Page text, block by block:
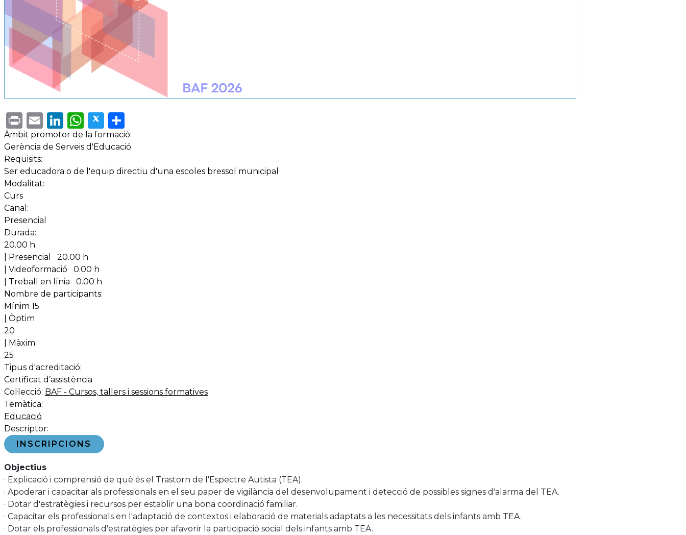
PrintEmailLinkedIn
WhatsApp
Twitter
Àmbit promotor de la formació:
Gerència de Serveis d'Educació
Requisits:
Ser educadora o de l'equip directiu d'una escoles bressol municipal
Modalitat:
Curs
Canal:
Presencial
Durada:
20.00 h
| Presencial
20.00 h
| Videoformació
0.00 h
| Treball en línia
0.00 h
Nombre de participants:
Mínim 15
| Òptim
20
| Màxim
25
Tipus d'acreditació:
Certificat d’assistència
Col·lecció: BAF - Cursos, tallers i sessions formatives
Temàtica:
Educació
Descriptor:
INSCRIPCIONS
Objectius
· Explicació i comprensió de què és el Trastorn de l'Espectre Autista (TEA).
· Apoderar i capacitar als professionals en el seu paper de vigilància del desenvolupament i detecció de possibles signes d'alarma del TEA.
· Dotar d'estratègies i recursos per establir una bona coordinació familiar.
· Capacitar els professionals en l'adaptació de contextos i elaboració de materials adaptats a les necessitats dels infants amb TEA.
· Dotar els professionals d'estratègies per afavorir la participació social dels infants amb TEA.